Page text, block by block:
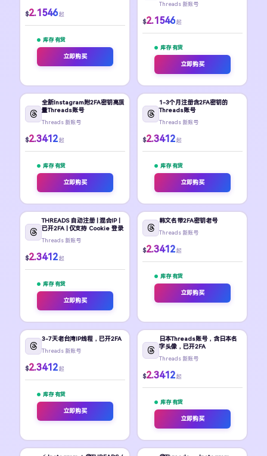
$2.1546 起
库存 有货
立即购买
Threads 新账号
$2.1546 起
库存 有货
立即购买
全新Instagram附2FA密钥高质
量Threads账号
Threads 新账号
$2.3412 起
库存 有货
立即购买
1-3个月注册含2FA密钥的
Threads账号
Threads 新账号
$2.3412 起
库存 有货
立即购买
THREADS 自动注册 | 混合IP |
已开2FA | 仅支持 Cookie 登录
Threads 新账号
$2.3412 起
库存 有货
立即购买
韩文名带2FA密钥老号
Threads 新账号
$2.3412 起
库存 有货
立即购买
3-7天老台湾IP线程，已开2FA
Threads 新账号
$2.3412 起
库存 有货
立即购买
日本Threads账号，含日本名
字头像，已开2FA
Threads 新账号
$2.3412 起
库存 有货
立即购买